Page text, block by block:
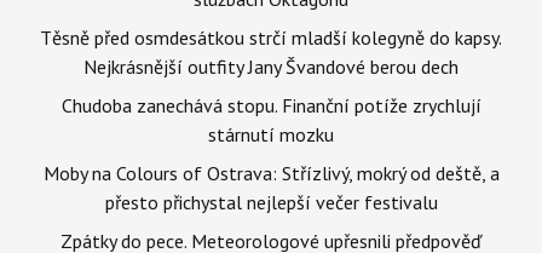
Těsně před osmdesátkou strčí mladší kolegyně do kapsy.
Nejkrásnější outfity Jany Švandové berou dech
Chudoba zanechává stopu. Finanční potíže zrychlují
stárnutí mozku
Moby na Colours of Ostrava: Střízlivý, mokrý od deště, a
přesto přichystal nejlepší večer festivalu
Zpátky do pece. Meteorologové upřesnili předpověď